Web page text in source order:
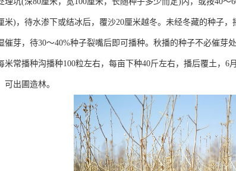
米)，待水渗下或结冰后，覆沙20厘米越冬。未经冬藏的种子
催芽，待30～40%种子裂嘴后即可播种。秋播的种子不必催芽
米常播种沟播种100粒左右，每亩下种40斤左右，播后覆土，
可出圃造林。